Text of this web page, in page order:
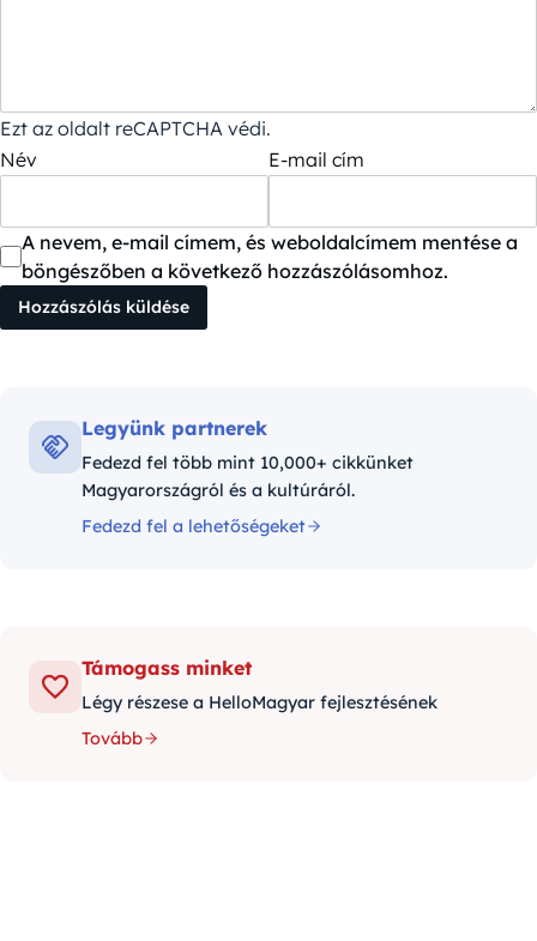
Ezt az oldalt reCAPTCHA védi.
Név
E-mail cím
A nevem, e-mail címem, és weboldalcímem mentése a
böngészőben a következő hozzászólásomhoz.
Legyünk partnerek
Fedezd fel több mint 10,000+ cikkünket
Magyarországról és a kultúráról.
Fedezd fel a lehetőségeket
Támogass minket
Légy részese a HelloMagyar fejlesztésének
Tovább